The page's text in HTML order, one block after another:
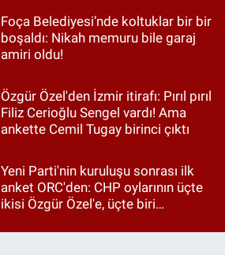
Foça Belediyesi’nde koltuklar bir bir
boşaldı: Nikah memuru bile garaj
amiri oldu!
Özgür Özel'den İzmir itirafı: Pırıl pırıl
Filiz Cerioğlu Sengel vardı! Ama
ankette Cemil Tugay birinci çıktı
Yeni Parti'nin kuruluşu sonrası ilk
anket ORC'den: CHP oylarının üçte
ikisi Özgür Özel'e, üçte biri